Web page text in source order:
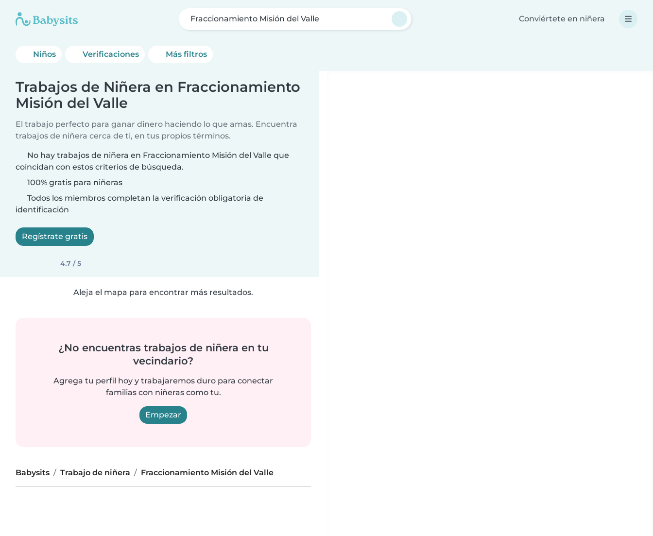
Fraccionamiento Misión del Valle Conviértete en niñera
Niños Verificaciones Más filtros
Trabajos de Niñera en Fraccionamiento
Misión del Valle
El trabajo perfecto para ganar dinero haciendo lo que amas. Encuentra
trabajos de niñera cerca de ti, en tus propios términos.
No hay trabajos de niñera en Fraccionamiento Misión del Valle que
coincidan con estos criterios de búsqueda.
100% gratis para niñeras
Todos los miembros completan la verificación obligatoria de
identificación
Regístrate gratis
4.7 / 5
Aleja el mapa para encontrar más resultados.
¿No encuentras trabajos de niñera en tu
vecindario?
Agrega tu perfil hoy y trabajaremos duro para conectar
familias con niñeras como tu.
Empezar
Babysits Trabajo de niñera Fraccionamiento Misión del Valle